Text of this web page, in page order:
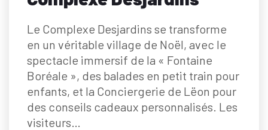
Le Complexe Desjardins se transforme
en un véritable village de Noël, avec le
spectacle immersif de la « Fontaine
Boréale », des balades en petit train pour
enfants, et la Conciergerie de Lëon pour
des conseils cadeaux personnalisés. Les
visiteurs…